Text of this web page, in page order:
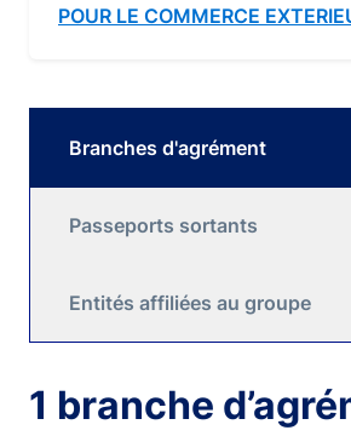
POUR LE COMMERCE
Branches d'agrément
Passeports sortants
Entités affiliées au groupe
1 branche